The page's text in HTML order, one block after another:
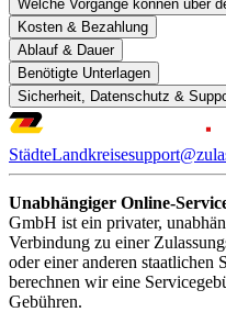
Welche Vorgänge können über
Kosten & Bezahlung
Ablauf & Dauer
Benötigte Unterlagen
Sicherheit, Datenschutz &
StädteLandkreise
Unabhängiger Online-
GmbH ist ein privater,
Verbindung zu einer
oder einer anderen staatlichen
berechnen wir eine
Gebühren.